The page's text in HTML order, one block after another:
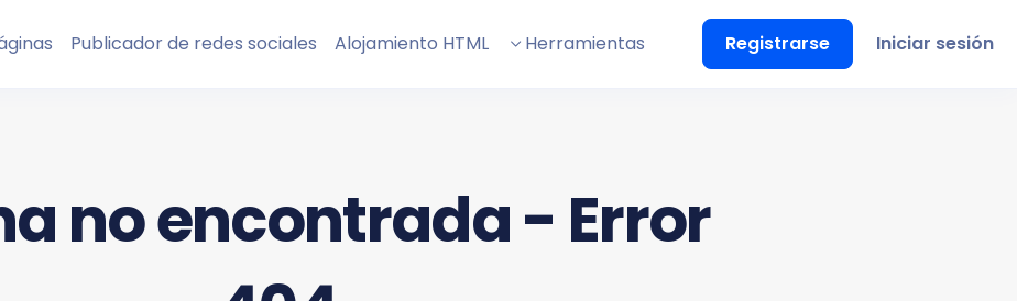
Publicador de redes sociales Alojamiento HTML Herramientas Registrarse Iniciar sesión
no encontrada - Error